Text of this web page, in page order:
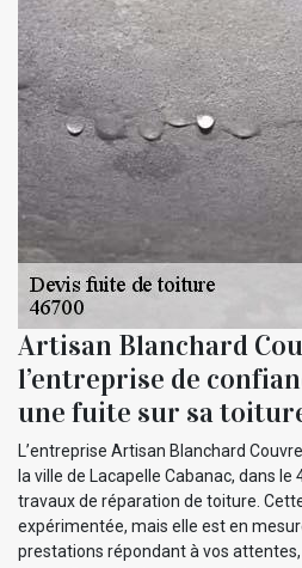
Artisan Blanchard
l’entreprise de
une fuite sur sa
L’entreprise Artisan Blanchard
la ville de Lacapelle Cabanac, dans
travaux de réparation de toiture.
expérimentée, mais elle est en
prestations répondant à vos